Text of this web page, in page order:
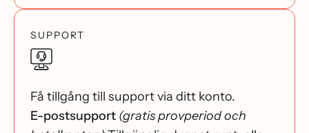
SUPPORT
Få tillgång till support via ditt konto.
E-postsupport (gratis provperiod och